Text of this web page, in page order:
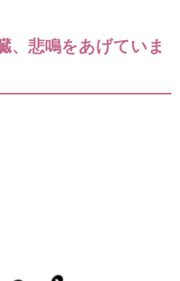
、悲鳴をあげていま